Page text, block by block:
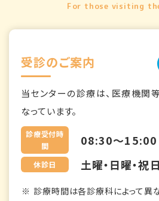
For those visiting
受診のご案内
当センターの診療は、医療機関
なっています。
診療受付時
間
08:30～15:00
休診日 土曜・日曜・祝日
診療時間は各診療科によって異な